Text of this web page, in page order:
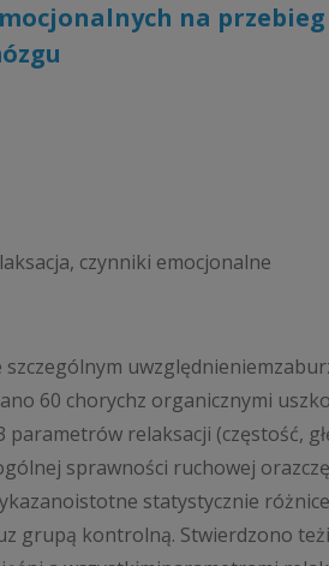
na
czynniki emocjonalne
60 chorychz organicznymi
relaksacji (częstość,
sprawności ruchowej
statystycznie
grupą kontrolną. Stwierdzono